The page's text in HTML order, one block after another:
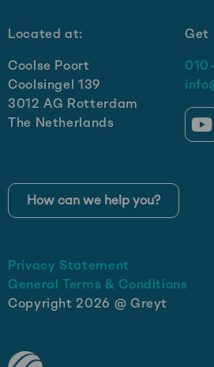
strategy
Located at:
Coolse Poort
Coolsingel 139
3012 AG Rotterdam
The Netherlands
Get
How can we help you?
Privacy Statement
General Terms & Conditions
Copyright 2026 @ Greyt